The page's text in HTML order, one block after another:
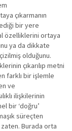
çıkarmanın
bir yere
özelliklerini ortaya
ya da dikkate
çizilmiş olduğunu.
çıkarılıp metni
farklı bir işlemle
ve
ilişkilerinin
bir ‘doğru’
süreçten
zaten. Burada orta